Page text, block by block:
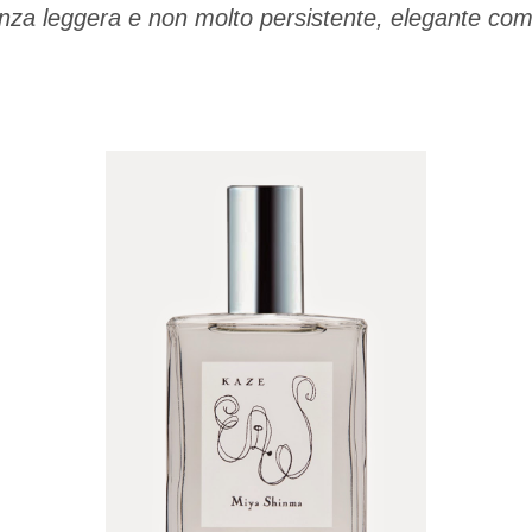
leggera e non molto persistente, elegante